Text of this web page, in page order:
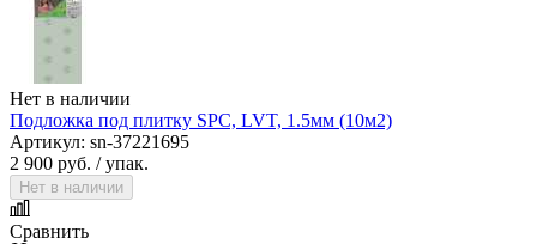
Нет в наличии
Подложка под плитку SPC, LVT, 1.5мм (10м2)
Артикул: sn-37221695
2 900 руб. / упак.
Нет в наличии
Сравнить